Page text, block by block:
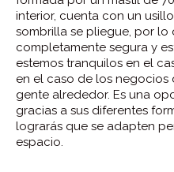
interior, cuenta con un
sombrilla se pliegue, por lo
completamente segura y
estemos tranquilos en el
en el caso de los negocios
gente alrededor. Es una
gracias a sus diferentes
lograrás que se adapten
espacio.